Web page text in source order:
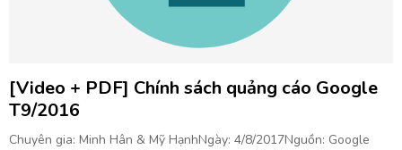
[Video + PDF] Chính sách quảng cáo Google
T9/2016
Chuyên gia: Minh Hân & Mỹ HạnhNgày: 4/8/2017Nguồn: Google